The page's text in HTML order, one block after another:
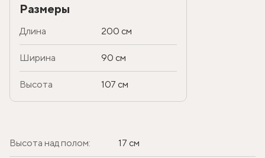
Размеры
Длина 200 см
Ширина 90 см
Высота 107 см
Высота над полом: 17 см